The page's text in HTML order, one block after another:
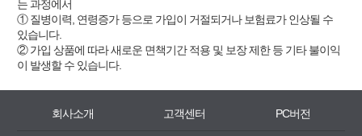
는 과정에서
① 질병이력, 연령증가 등으로 가입이 거절되거나 보험료가 인상될 수
있습니다.
② 가입 상품에 따라 새로운 면책기간 적용 및 보장 제한 등 기타 불이익
이 발생할 수 있습니다.
회사소개 고객센터 PC버전